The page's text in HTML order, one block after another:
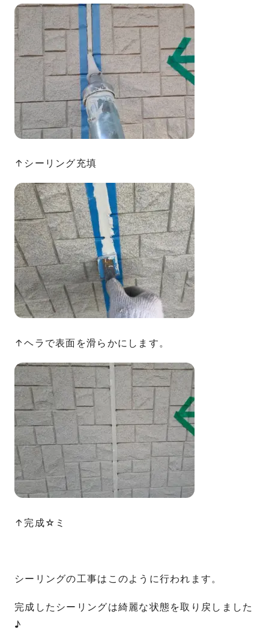
↑シーリング充填
↑ヘラで表面を滑らかにします。
↑完成☆ミ
シーリングの工事はこのように行われます。
完成したシーリングは綺麗な状態を取り戻しました
♪